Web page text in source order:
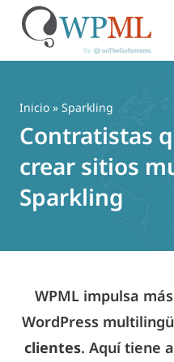
contenido
Inicio » Sparkling
Contratistas
crear sitios
Sparkling
WPML impulsa
WordPress
clientes. Aquí tiene